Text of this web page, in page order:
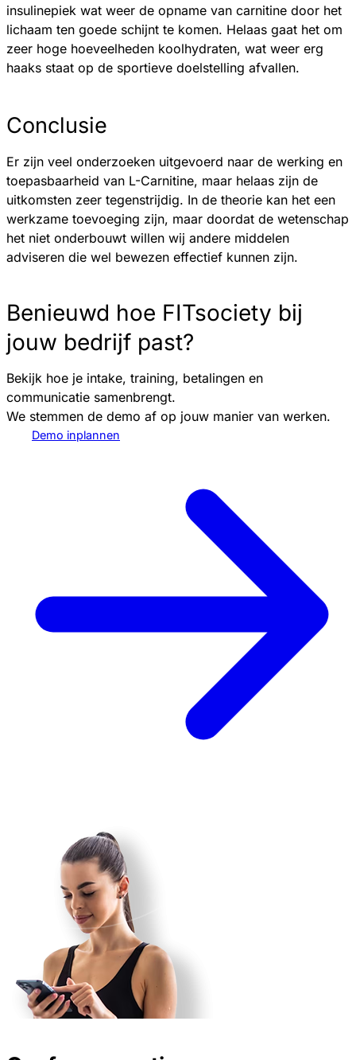
insulinepiek wat weer de opname van carnitine door het
lichaam ten goede schijnt te komen. Helaas gaat het om
zeer hoge hoeveelheden koolhydraten, wat weer erg
haaks staat op de sportieve doelstelling afvallen.
Conclusie
Er zijn veel onderzoeken uitgevoerd naar de werking en
toepasbaarheid van L-Carnitine, maar helaas zijn de
uitkomsten zeer tegenstrijdig. In de theorie kan het een
werkzame toevoeging zijn, maar doordat de wetenschap
het niet onderbouwt willen wij andere middelen
adviseren die wel bewezen effectief kunnen zijn.
Benieuwd hoe FITsociety bij
jouw bedrijf past?
Bekijk hoe je intake, training, betalingen en
communicatie samenbrengt.
We stemmen de demo af op jouw manier van werken.
Demo inplannen